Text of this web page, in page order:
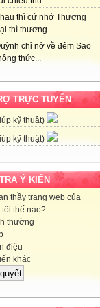
thì cứ nhớ Thương
thì thương...
chỉ nở về đêm Sao
thức...
TRỰC TUYẾN
kỹ thuật)
kỹ thuật)
Ý KIẾN
thầy trang web của
tôi thế nào?
thường
điệu
khác